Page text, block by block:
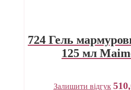
724 Гель
125 мл
Залишити відгук